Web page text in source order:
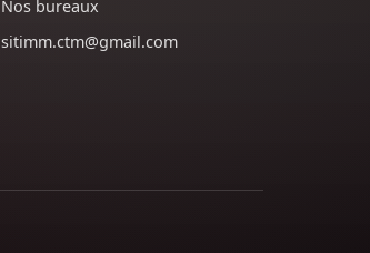
Nos bureaux
sitimm.ctm@gmail.com